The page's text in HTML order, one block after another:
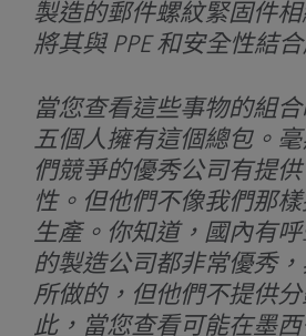
製造的郵件螺紋緊固件
將其與 PPE 和安全性結
當您查看這些事物的組
五個人擁有這個總包。
們競爭的優秀公司有提供
性。但他們不像我們那
生產。你知道，國內有
的製造公司都非常優秀
所做的，但他們不提供
此，當您查看可能在墨